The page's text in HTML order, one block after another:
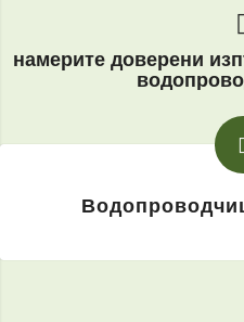
намерите доверени